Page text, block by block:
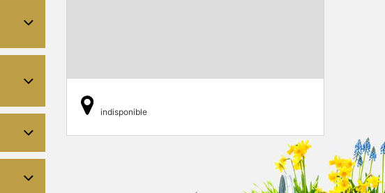
indisponible